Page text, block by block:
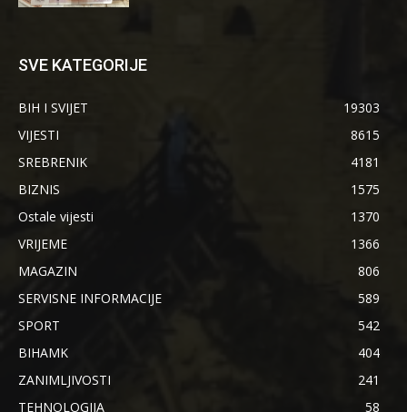
SVE KATEGORIJE
BIH I SVIJET
19303
VIJESTI
8615
SREBRENIK
4181
BIZNIS
1575
Ostale vijesti
1370
VRIJEME
1366
MAGAZIN
806
SERVISNE INFORMACIJE
589
SPORT
542
BIHAMK
404
ZANIMLJIVOSTI
241
TEHNOLOGIJA
58